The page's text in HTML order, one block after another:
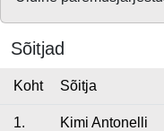
Sõitjad
Koht Sõitja
1. Kimi Antonelli